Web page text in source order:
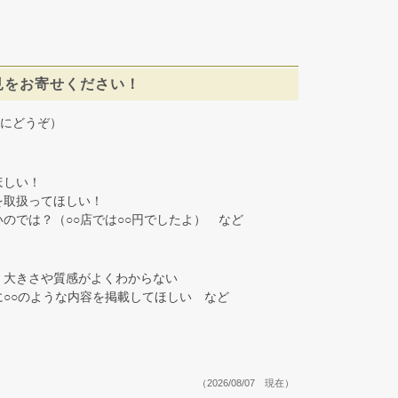
お寄せください！
どうぞ）
い！
扱ってほしい！
では？（○○店では○○円でしたよ） など
きさや質感がよくわからない
のような内容を掲載してほしい など
（2026/08/07 現在）